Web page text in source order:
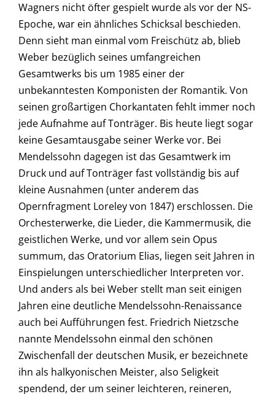
Wagners nicht öfter gespielt wurde als vor der NS-
Epoche, war ein ähnliches Schicksal beschieden.
Denn sieht man einmal vom Freischütz ab, blieb
Weber bezüglich seines umfangreichen
Gesamtwerks bis um 1985 einer der
unbekanntesten Komponisten der Romantik. Von
seinen großartigen Chorkantaten fehlt immer noch
jede Aufnahme auf Tonträger. Bis heute liegt sogar
keine Gesamtausgabe seiner Werke vor. Bei
Mendelssohn dagegen ist das Gesamtwerk im
Druck und auf Tonträger fast vollständig bis auf
kleine Ausnahmen (unter anderem das
Opernfragment Loreley von 1847) erschlossen. Die
Orchesterwerke, die Lieder, die Kammermusik, die
geistlichen Werke, und vor allem sein Opus
summum, das Oratorium Elias, liegen seit Jahren in
Einspielungen unterschiedlicher Interpreten vor.
Und anders als bei Weber stellt man seit einigen
Jahren eine deutliche Mendelssohn-Renaissance
auch bei Aufführungen fest. Friedrich Nietzsche
nannte Mendelssohn einmal den schönen
Zwischenfall der deutschen Musik, er bezeichnete
ihn als halkyonischen Meister, also Seligkeit
spendend, der um seiner leichteren, reineren,